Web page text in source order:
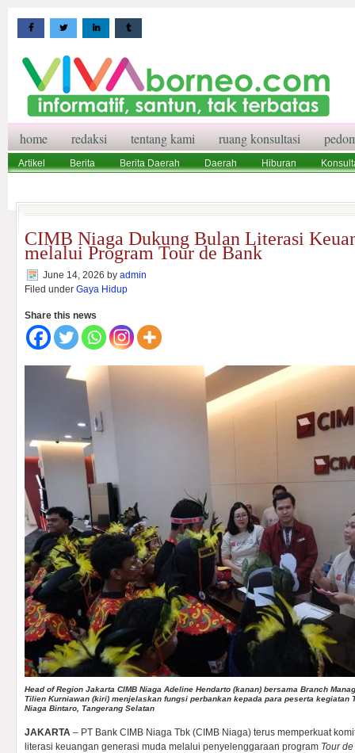
home redaksi tentang kami ruang konsultasi
Artikel Berita Berita Daerah Daerah Hiburan
CIMB Niaga Dukung Bulan Literasi
melalui Program Tour de Bank
June 14, 2026 by admin
Filed under Gaya Hidup
Share this news
Head of Region Jakarta CIMB Niaga Adeline Hendarto (kanan) bersama Branch
Tilien Kurniawan (kiri) menjelaskan fungsi perbankan kepada para peserta kegiatan
Niaga Bintaro, Tangerang Selatan
JAKARTA – PT Bank CIMB Niaga Tbk (CIMB Niaga) terus memperkuat
literasi keuangan generasi muda melalui penyelenggaraan program Tour